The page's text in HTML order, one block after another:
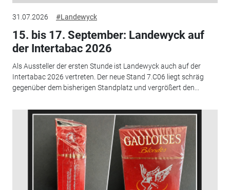
31.07.2026 #Landewyck
15. bis 17. September: Landewyck auf
der Intertabac 2026
Als Aussteller der ersten Stunde ist Landewyck auch auf der
Intertabac 2026 vertreten. Der neue Stand 7.C06 liegt schräg
gegenüber dem bisherigen Standplatz und vergrößert den...